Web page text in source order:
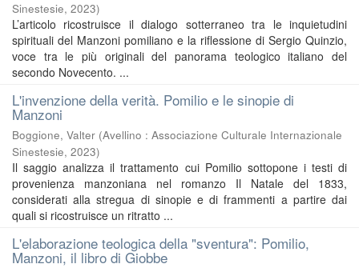
Sinestesie, 2023)
L’articolo ricostruisce il dialogo sotterraneo tra le inquietudini
spirituali del Manzoni pomiliano e la riflessione di Sergio Quinzio,
voce tra le più originali del panorama teologico italiano del
secondo Novecento. ...
L'invenzione della verità. Pomilio e le sinopie di
Manzoni
Boggione, Valter (Avellino : Associazione Culturale Internazionale
Sinestesie, 2023)
Il saggio analizza il trattamento cui Pomilio sottopone i testi di
provenienza manzoniana nel romanzo Il Natale del 1833,
considerati alla stregua di sinopie e di frammenti a partire dai
quali si ricostruisce un ritratto ...
L'elaborazione teologica della "sventura": Pomilio,
Manzoni, il libro di Giobbe